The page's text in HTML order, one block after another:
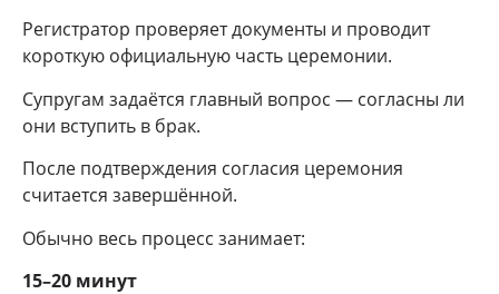
Регистратор проверяет документы и проводит
короткую официальную часть церемонии.
Супругам задаётся главный вопрос — согласны ли
они вступить в брак.
После подтверждения согласия церемония
считается завершённой.
Обычно весь процесс занимает:
15–20 минут